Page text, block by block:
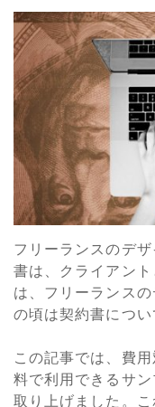
フリーランスのデ
書は、クライアン
は、フリーランス
の頃は契約書につい
この記事では、費
料で利用できるサ
取り上げました。